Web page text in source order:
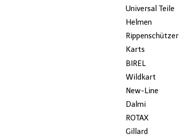
Universal Teile
Helmen
Rippenschützer
Karts
BIREL
Wildkart
New-Line
Dalmi
ROTAX
Gillard